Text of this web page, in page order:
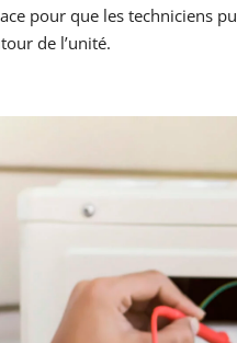
pour que les techniciens
de l’unité.